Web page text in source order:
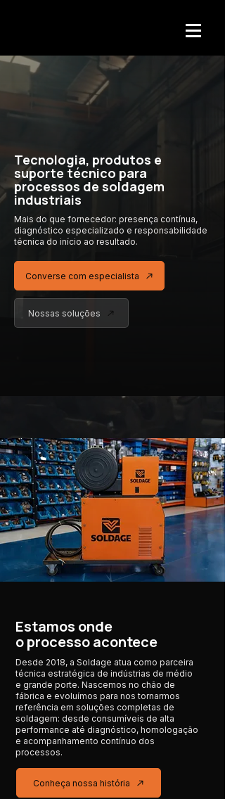
Tecnologia, produtos e
suporte técnico para
processos de soldagem
industriais
Mais do que fornecedor: presença contínua,
diagnóstico especializado e responsabilidade
técnica do início ao resultado.
Converse com especialista
Nossas soluções
Estamos onde
o processo acontece
Desde 2018, a Soldage atua como parceira
técnica estratégica de indústrias de médio
e grande porte. Nascemos no chão de
fábrica e evoluímos para nos tornarmos
referência em soluções completas de
soldagem: desde consumíveis de alta
performance até diagnóstico, homologação
e acompanhamento contínuo dos
processos.
Conheça nossa história